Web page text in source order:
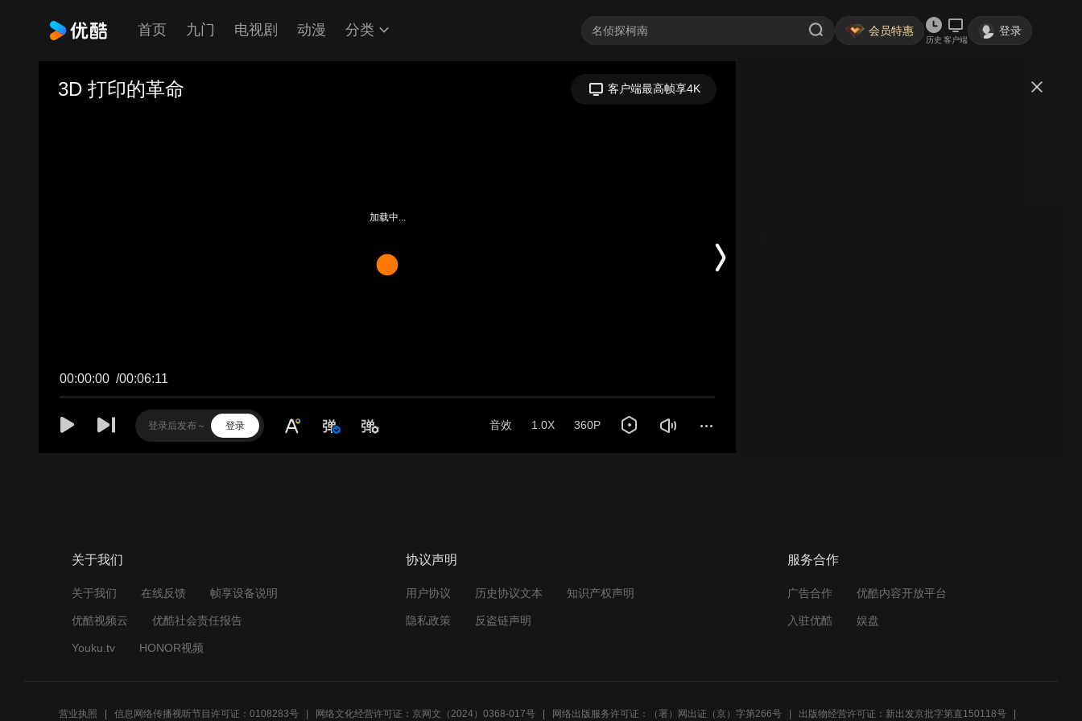
首页 九门 电视剧 动漫 分类 会员特惠
历史 客户端
登录
3D 打印的革命 客户端最高帧享4K
00:00:00 /00:06:11
登录 音效 1.0X 360P
加载中...
2
关于我们
关于我们 在线反馈 帧享设备说明
优酷视频云 优酷社会责任报告
Youku.tv HONOR视频
协议声明
用户协议 历史协议文本 知识产权声明
隐私政策 反盗链声明
服务合作
广告合作 优酷内容开放平台
入驻优酷 娱盘
营业执照 信息网络传播视听节目许可证：0108283号 网络文化经营许可证：京网文（2024）0368-017号 网络出版服务许可证：（署）网出证（京）字第266号 出版物经营许可证：新出发京批字第直150118号